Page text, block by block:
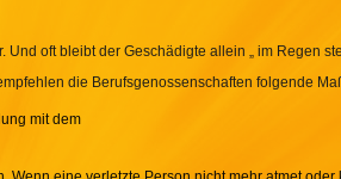
oft bleibt der Geschädigte allein „ im Regen
die Berufsgenossenschaften folgende
mit dem